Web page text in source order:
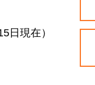
日現在）